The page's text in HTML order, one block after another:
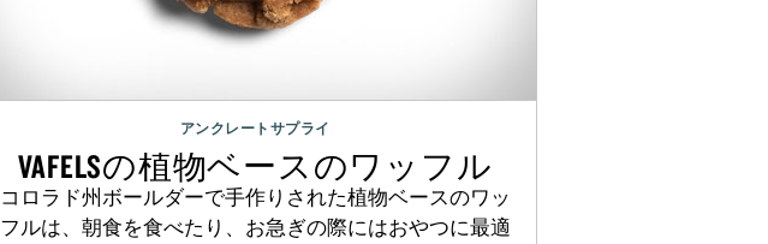
アンクレートサプライ
VAFELSの植物ベースのワッフル
コロラド州ボールダーで手作りされた植物ベースのワッ
フルは、朝食を食べたり、お急ぎの際にはおやつに最適